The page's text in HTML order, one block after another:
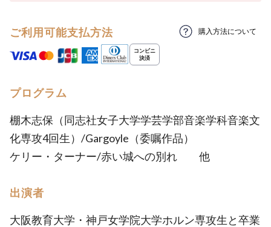
ご利用可能支払方法 購入方法について
プログラム
棚木志保（同志社女子大学学芸学部音楽学科音楽文
化専攻4回生）/Gargoyle（委嘱作品）
ケリー・ターナー/赤い城への別れ 他
出演者
大阪教育大学・神戸女学院大学ホルン専攻生と卒業